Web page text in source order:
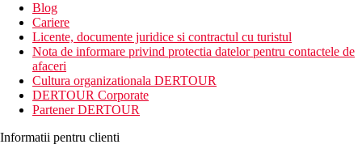
Blog
Cariere
Licente, documente juridice si contractul cu turistul
Nota de informare privind protectia datelor pentru contactele de
afaceri
Cultura organizationala DERTOUR
DERTOUR Corporate
Partener DERTOUR
Informatii pentru clienti